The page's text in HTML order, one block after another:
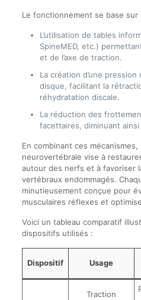
Le fonctionnement se base sur
L’utilisation de tables
SpineMED, etc.)
et de l’axe de traction.
La création d’une pression
disque, facilitant la
réhydratation discale.
La réduction des
facettaires, diminuant ainsi
En combinant ces
neurovertébrale vise à
autour des nerfs et à favoriser
vertébraux endommagés.
minutieusement conçue pour
musculaires réflexes et
Voici un tableau comparatif
dispositifs utilisés :
Dispositif Usage
Traction